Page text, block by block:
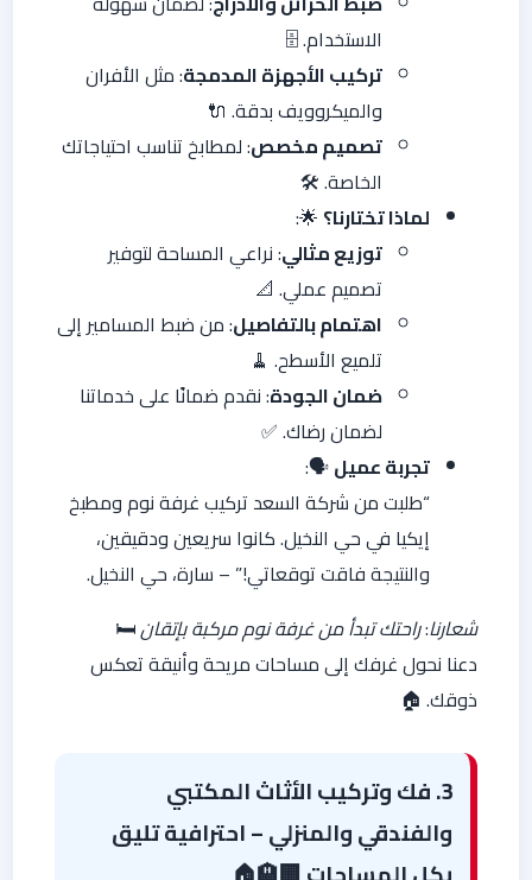
الاستخدام. 🗄️
تركيب الأجهزة المدمجة: مثل الأفران
والميكروويف بدقة. 🔌
تصميم مخصص: لمطابخ تناسب احتياجاتك
الخاصة. 🛠️
لماذا تختارنا؟ 🌟:
توزيع مثالي: نراعي المساحة لتوفير
تصميم عملي. 📐
اهتمام بالتفاصيل: من ضبط المسامير إلى
تلميع الأسطح. 🧹
ضمان الجودة: نقدم ضمانًا على خدماتنا
لضمان رضاك. ✅
تجربة عميل🗣️:
“طلبت من شركة السعد تركيب غرفة نوم ومطبخ
إيكيا في حي النخيل. كانوا سريعين ودقيقين،
والنتيجة فاقت توقعاتي!” – سارة، حي النخيل.
شعارنا:راحتك تبدأ من غرفة نوم مركبة بإتقان🛏️
دعنا نحول غرفك إلى مساحات مريحة وأنيقة تعكس
ذوقك. 🏠
3. فك وتركيب الأثاث المكتبي
والفندقي والمنزلي – احترافية تليق